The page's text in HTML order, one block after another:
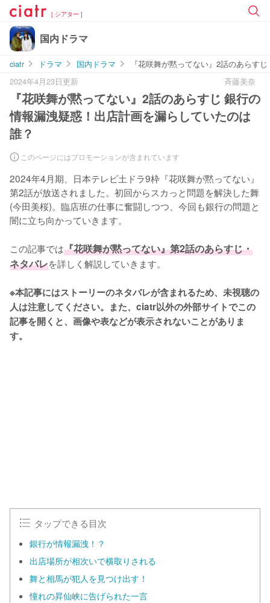
[ シアター ]
国内ドラマ
ciatr ドラマ 国内ドラマ
『花咲舞が黙ってない』2話のあらす
2024年4月23日更新
斉藤美奈
『花咲舞が黙ってない』2話のあらすじ 銀行の
情報漏洩疑惑！出店計画を漏らしていたのは
誰？
このページにはプロモーションが含まれています
2024年4月期、日本テレビ土ドラ9枠『花咲舞が黙ってない』
第2話が放送されました。初回からスカっと問題を解決した舞
(今田美桜)。臨店班の仕事に奮闘しつつ、今回も銀行の問題と
闇に立ち向かっていきます。
この記事では『花咲舞が黙ってない』第2話のあらすじ・
ネタバレを詳しく解説していきます。
※本記事にはストーリーのネタバレが含まれるため、未視聴の
人は注意してください。また、ciatr以外の外部サイトでこの
記事を開くと、画像や表などが表示されないことがありま
す。
タップできる目次
銀行が情報漏洩！？
出店場所が相次いで横取りされる
舞と相馬が犯人を見つけ出す！
憧れの昇仙峡に告げられた一言